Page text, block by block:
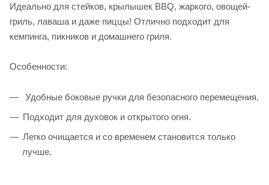
Идеально для стейков, крылышек BBQ, жаркого, овощей-
гриль, лаваша и даже пиццы! Отлично подходит для
кемпинга, пикников и домашнего гриля.
Особенности:
Удобные боковые ручки для безопасного перемещения.
Подходит для духовок и открытого огня.
Легко очищается и со временем становится только
лучше.